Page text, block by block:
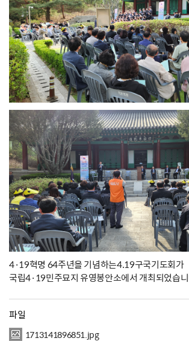
4·19혁명 64주년을 기념하는4.19구국기도회가
국립4·19민주묘지 유영봉안소에서 개최되었습
파일
1713141896851.jpg